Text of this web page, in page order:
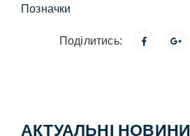
Позначки
Поділитись:
АКТУАЛЬНІ НОВИНИ